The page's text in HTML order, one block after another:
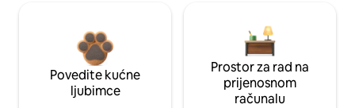
Povedite kućne
ljubimce
Prostor za rad na
prijenosnom
računalu